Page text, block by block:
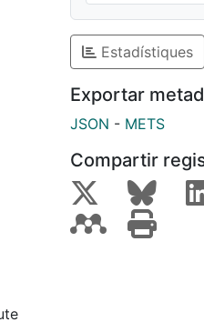
Estadístiques
Exportar
JSON - METS
Compartir